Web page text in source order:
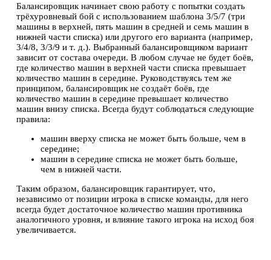
Балансировщик начинает свою работу с попытки создать
трёхуровневый бой с использованием шаблона 3/5/7 (три
машины в верхней, пять машин в средней и семь машин в
нижней части списка) или другого его варианта (например,
3/4/8, 3/3/9 и т. д.). Выбранный балансировщиком вариант
зависит от состава очереди. В любом случае не будет боёв,
где количество машин в верхней части списка превышает
количество машин в середине. Руководствуясь тем же
принципом, балансировщик не создаёт боёв, где
количество машин в середине превышает количество
машин внизу списка. Всегда будут соблюдаться следующие
правила:
машин вверху списка не может быть больше, чем в
середине;
машин в середине списка не может быть больше,
чем в нижней части.
Таким образом, балансировщик гарантирует, что,
независимо от позиции игрока в списке команды, для него
всегда будет достаточное количество машин противника
аналогичного уровня, и влияние такого игрока на исход боя
увеличивается.